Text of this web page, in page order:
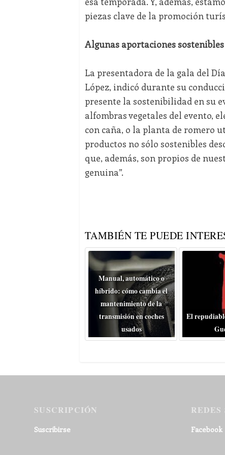
piezas clave de la promoción
Algunas aportaciones
La presentadora de la gala del
López, indicó durante su
presente la sostenibilidad en su
alfombras vegetales del evento,
con caña, o la planta de romero
productos no sólo sostenibles
que, además, son propios de
genuina”.
TAMBIÉN TE PUEDE
Manual, automático o
híbrido: cómo cambia el
mantenimiento de la
transmisión en coches
usados
El
SUSCRIPCIÓN
Suscribirse
REDES
Facebook